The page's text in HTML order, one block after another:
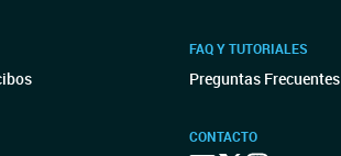
FAQ Y TUTORIALES
Preguntas Frecuentes
CONTACTO